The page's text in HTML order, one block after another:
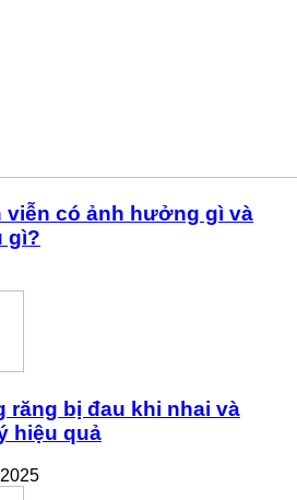
viễn có ảnh hưởng gì và
gì?
răng bị đau khi nhai và
hiệu quả